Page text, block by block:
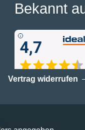
Bekannt
Vertrag widerrufen